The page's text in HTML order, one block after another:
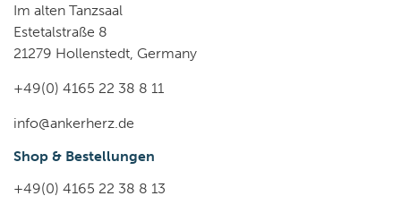
Im alten Tanzsaal
Estetalstraße 8
21279 Hollenstedt, Germany
+49(0) 4165 22 38 8 11
info@ankerherz.de
Shop & Bestellungen
+49(0) 4165 22 38 8 13